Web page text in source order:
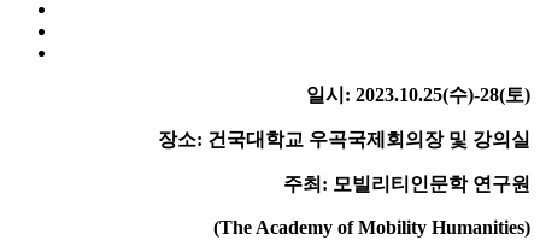
일시: 2023.10.25(수)-28(토)
장소: 건국대학교 우곡국제회의장 및 강의실
주최: 모빌리티인문학 연구원
(The Academy of Mobility Humanities)